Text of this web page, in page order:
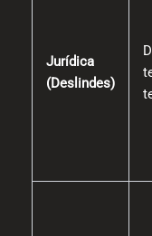
Jurídica
(Deslindes)